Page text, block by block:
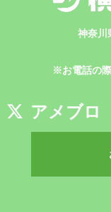
神奈川
※お電話の際
アメブロ